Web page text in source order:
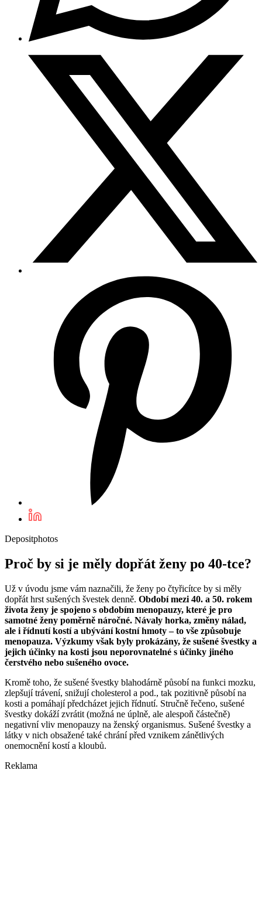
Depositphotos
Proč by si je měly dopřát ženy po 40-tce?
Už v úvodu jsme vám naznačili, že ženy po čtyřicítce by si měly
dopřát hrst sušených švestek denně. Období mezi 40. a 50. rokem
života ženy je spojeno s obdobím menopauzy, které je pro
samotné ženy poměrně náročné. Návaly horka, změny nálad,
ale i řídnutí kostí a ubývání kostní hmoty – to vše způsobuje
menopauza. Výzkumy však byly prokázány, že sušené švestky a
jejich účinky na kosti jsou neporovnatelné s účinky jiného
čerstvého nebo sušeného ovoce.
Kromě toho, že sušené švestky blahodárně působí na funkci mozku,
zlepšují trávení, snižují cholesterol a pod., tak pozitivně působí na
kosti a pomáhají předcházet jejich řídnutí. Stručně řečeno, sušené
švestky dokáží zvrátit (možná ne úplně, ale alespoň částečně)
negativní vliv menopauzy na ženský organismus. Sušené švestky a
látky v nich obsažené také chrání před vznikem zánětlivých
onemocnění kostí a kloubů.
Reklama